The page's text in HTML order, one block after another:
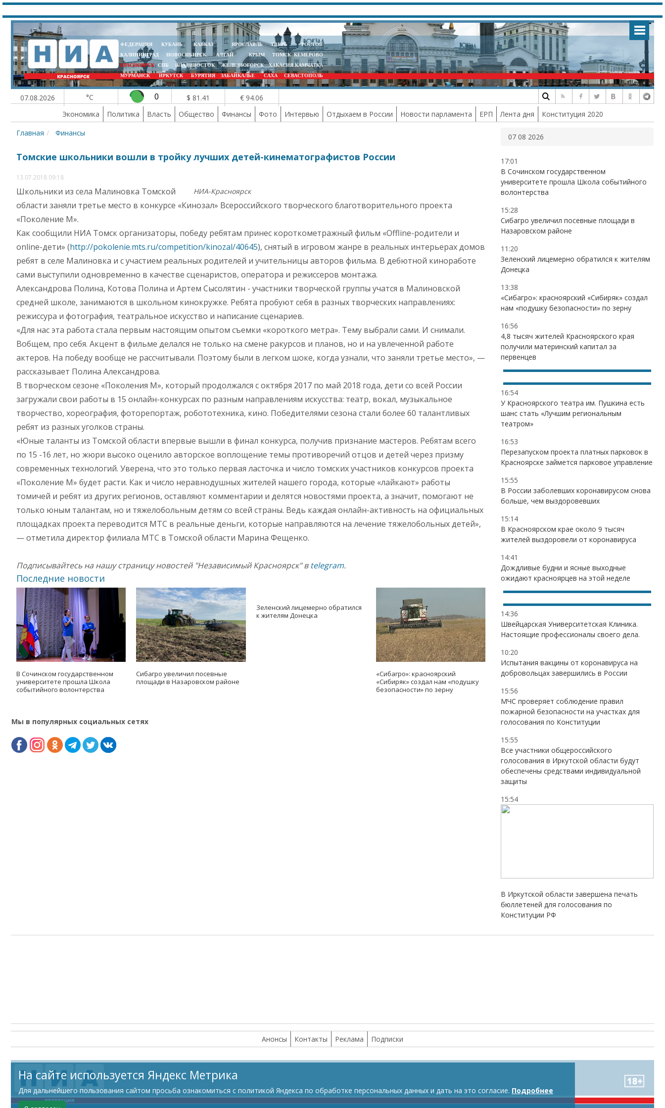
ФЕДЕРАЦИЯ КУБАНЬ КАВКАЗ ЯРОСЛАВЛЬ ТВЕРЬ
РОСТОВ
КАЛИНИНГРАД
НОВОСИБИРСК АЛТАЙ КРЫМ ТОМСККЕМЕРОВО
КРАСНОЯРСК
СПБ ВЛАДИВОСТОК ЖЕЛЕЗНОГОРСК ХАКАСИЯКАМЧАТКА
МУРМАНСК
ИРКУТСК БУРЯТИЯ ЗАБАЙКАЛЬЕ САХА СЕВАСТОПОЛЬ
07.08.2026 °C 0 $ 81.41
€ 94.06
Экономика
Политика Власть Общество Финансы Фото Интервью Отдыхаем в России Новости парламента ЕРП Лента дня
Конституция 2020
Главная
Финансы
Томские школьники вошли в тройку лучших детей-кинематографистов России
13.07.2018 09:18
НИА-Красноярск
Школьники из села Малиновка Томской
области заняли третье место в конкурсе «Кинозал» Всероссийского творческого благотворительного проекта
«Поколение М».
Как сообщили НИА Томск организаторы, победу ребятам принес короткометражный фильм «Offline-родители и
online-дети» (http://pokolenie.mts.ru/competition/kinozal/40645), снятый в игровом жанре в реальных интерьерах домов
ребят в селе Малиновка и с участием реальных родителей и учительницы авторов фильма. В дебютной киноработе
сами выступили одновременно в качестве сценаристов, оператора и режиссеров монтажа.
Александрова Полина, Котова Полина и Артем Сысолятин - участники творческой группы учатся в Малиновской
средней школе, занимаются в школьном кинокружке. Ребята пробуют себя в разных творческих направлениях:
режиссура и фотография, театральное искусство и написание сценариев.
«Для нас эта работа стала первым настоящим опытом съемки «короткого метра». Тему выбрали сами. И снимали.
Вобщем, про себя. Акцент в фильме делался не только на смене ракурсов и планов, но и на увлеченной работе
актеров. На победу вообще не рассчитывали. Поэтому были в легком шоке, когда узнали, что заняли третье место», —
рассказывает Полина Александрова.
В творческом сезоне «Поколения М», который продолжался с октября 2017 по май 2018 года, дети со всей России
загружали свои работы в 15 онлайн-конкурсах по разным направлениям искусства: театр, вокал, музыкальное
творчество, хореография, фоторепортаж, робототехника, кино. Победителями сезона стали более 60 талантливых
ребят из разных уголков страны.
«Юные таланты из Томской области впервые вышли в финал конкурса, получив признание мастеров. Ребятам всего
по 15 -16 лет, но жюри высоко оценило авторское воплощение темы противоречий отцов и детей через призму
современных технологий. Уверена, что это только первая ласточка и число томских участников конкурсов проекта
«Поколение М» будет расти. Как и число неравнодушных жителей нашего города, которые «лайкают» работы
томичей и ребят из других регионов, оставляют комментарии и делятся новостями проекта, а значит, помогают не
только юным талантам, но и тяжелобольным детям со всей страны. Ведь каждая онлайн-активность на официальных
площадках проекта переводится МТС в реальные деньги, которые направляются на лечение тяжелобольных детей»,
— отметила директор филиала МТС в Томской области Марина Фещенко.
Подписывайтесь на нашу страницу новостей "Независимый Красноярск" в telegram.
Последние новости
В Сочинском государственном
университете прошла Школа
событийного волонтерства
Сибагро увеличил посевные
площади в Назаровском районе
Зеленский лицемерно обратился
к жителям Донецка
«Сибагро»: красноярский
«Сибиряк» создал нам «подушку
безопасности» по зерну
Мы в популярных социальных сетях
07 08 2026
17:01
В Сочинском государственном
университете прошла Школа событийного
волонтерства
15:28
Сибагро увеличил посевные площади в
Назаровском районе
11:20
Зеленский лицемерно обратился к жителям
Донецка
13:38
«Сибагро»: красноярский «Сибиряк» создал
нам «подушку безопасности» по зерну
16:56
4,8 тысяч жителей Красноярского края
получили материнский капитал за
первенцев
16:54
У Красноярского театра им. Пушкина есть
шанс стать «Лучшим региональным
театром»
16:53
Перезапуском проекта платных парковок в
Красноярске займется парковое управление
15:55
В России заболевших коронавирусом снова
больше, чем выздоровевших
15:14
В Красноярском крае около 9 тысяч
жителей выздоровели от коронавируса
14:41
Дождливые будни и ясные выходные
ожидают красноярцев на этой неделе
14:36
Швейцарская Университетская Клиника.
Настоящие профессионалы своего дела.
10:20
Испытания вакцины от коронавируса на
добровольцах завершились в России
15:56
МЧС проверяет соблюдение правил
пожарной безопасности на участках для
голосования по Конституции
15:55
Все участники общероссийского
голосования в Иркутской области будут
обеспечены средствами индивидуальной
защиты
15:54
В Иркутской области завершена печать
бюллетеней для голосования по
Конституции РФ
Анонсы Контакты Реклама Подписки
На сайте используется Яндекс Метрика
Для дальнейшего пользования сайтом просьба ознакомиться с политикой Яндекса по обработке персональных данных и дать на это согласие. Подробнее